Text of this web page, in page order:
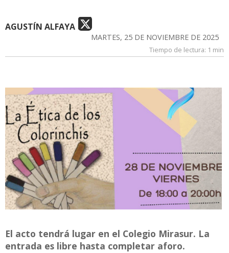
AGUSTÍN ALFAYA
MARTES, 25 DE NOVIEMBRE DE 2025
Tiempo de lectura: 1 min
El acto tendrá lugar en el Colegio Mirasur. La
entrada es libre hasta completar aforo.